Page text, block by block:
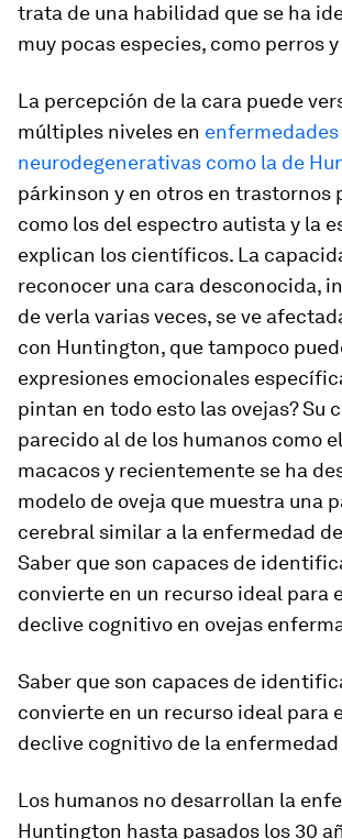
trata de una habilidad que se ha
muy pocas especies, como perros
La percepción de la cara puede
múltiples niveles en enfermedades
neurodegenerativas como la de
párkinson y en otros en trastornos
como los del espectro autista y la
explican los científicos. La
reconocer una cara desconocida,
de verla varias veces, se ve
con Huntington, que tampoco
expresiones emocionales
pintan en todo esto las ovejas? Su
parecido al de los humanos como
macacos y recientemente se ha
modelo de oveja que muestra una
cerebral similar a la enfermedad
Saber que son capaces de
convierte en un recurso ideal para
declive cognitivo en ovejas
Saber que son capaces de
convierte en un recurso ideal para
declive cognitivo de la enfermedad
Los humanos no desarrollan la
Huntington hasta pasados los 30